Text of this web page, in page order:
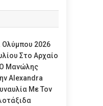
Ολύμπου 2026
Στο Αρχαίο
Μανώλης
Alexandra
Με Τον